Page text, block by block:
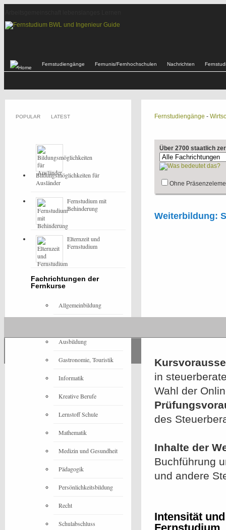
Fernstudiengänge Fernunis/Fernhochschulen Nachrichten
Fernstudiengänge -
Über 2700 staatlich
Ohne
Weiterbildung:
in
Wahl der
des
Inhalte der
Buchführung
und andere
Intensität
POPULAR LATEST
Bildungsmöglichkeiten für
Ausländer
Fernstudium mit
Behinderung
Elternzeit und
Fernstudium
Fachrichtungen der
Fernkurse
Allgemeinbildung
Ausbildung
Gastronomie, Touristik
Informatik
Kreative Berufe
Lernstoff Schule
Mathematik
Medizin und Gesundheit
Pädagogik
Persönlichkeitsbildung
Recht
Schulabschluss